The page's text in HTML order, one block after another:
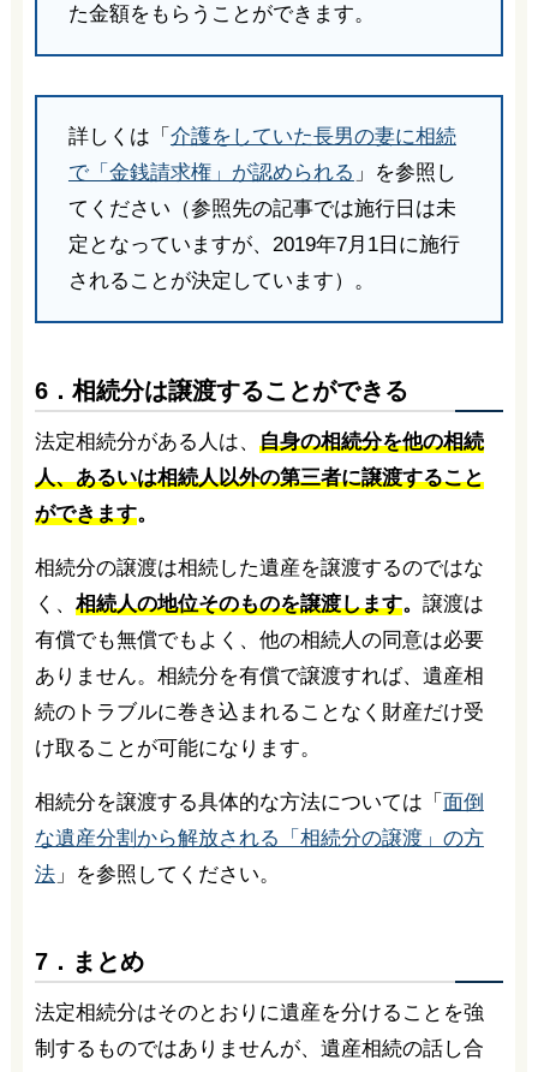
た金額をもらうことができます。
詳しくは「 介護をしていた長男の妻に相続
で「金銭請求権」が認められる 」を参照し
てください（参照先の記事では施行日は未
定となっていますが、2019年7月1日に施行
されることが決定しています）。
6．相続分は譲渡することができる
法定相続分がある人は、 自身の相続分を他の相続
人、あるいは相続人以外の第三者に譲渡すること
ができます。
相続分の譲渡は相続した遺産を譲渡するのではな
く、 相続人の地位そのものを譲渡します。 譲渡は
有償でも無償でもよく、他の相続人の同意は必要
ありません。相続分を有償で譲渡すれば、遺産相
続のトラブルに巻き込まれることなく財産だけ受
け取ることが可能になります。
相続分を譲渡する具体的な方法については「 面倒
な遺産分割から解放される「相続分の譲渡」の方
法」を参照してください。
7．まとめ
法定相続分はそのとおりに遺産を分けることを強
制するものではありませんが、遺産相続の話し合